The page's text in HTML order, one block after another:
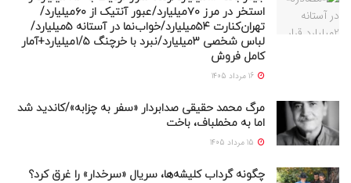
استخر در مرز ۷۰میلیارد/عبور آنتیک از ۶۰میلیارد/
تهران‌کنارت ۵۴میلیارد/خواب‌نما در آستانه ۵میلیارد/
لباس شخصی ۳میلیارد/نبرد با خرچنگ ۱/۵میلیارد+آمار
کامل فروش
مرگ محمد حقیقی صدابردار «سفر به چزابه»/کاندید شد
اما به مخملباف، باخت
چگونه گرداب کلیشه‌ها، سریال «سرخدار» را غرق کرد؟